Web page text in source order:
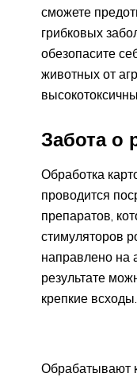
сможете
грибковых
обезопасите
животных от
Забота о
Обработка
проводится
препаратов,
стимуляторов
направлено на
результате
крепкие всходы.
Обрабатывают